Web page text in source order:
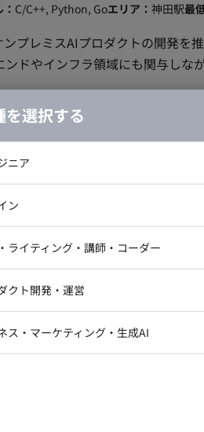
C/C++, Python, Goエリア： 神田駅最
プレミスAIプロダクトの開発を
ドやインフラ領域にも関与しな
きます。 少数精鋭の開発組織の
携わり、事業成長を支える中核
アーキテクチャの設計・実装 ・
フラ・開発基盤構築】 ・Dockerを活
を利用した環境構築・運用 ・
選定・プロダクト改善】 ・新技術の
術選定 ・開発メンバーとの設計
規模 ・代表、開発責任者と近い距
る環境 ・事業サイドとのコミュ
、Next.js、Electron データベー
Logging、Azure Monitor、
ート】toB向けSaaSプロ
稼働の場合・税別）
：Go, Reactエリア： フルリモート
発にあたり、下記業務をお願いいたし
提案・推進 【就業形態について】 フルリモー
務時間に関しては一部フレックス
リモート】物流情報プラッ
を選択する
ニア
インフラエンジニア
テストエンジニア・テクニカルサポート
ン
Webデザイナー・UI/UXデザイナー
ラストレーター
ライティング・講師・コーダー
クト開発・運営
クトマネージャー
ス・マーケティング・生成AI